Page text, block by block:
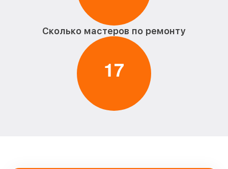
Сколько мастеров по ремонту
17